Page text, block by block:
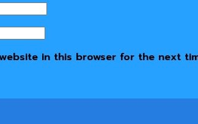
in this browser for the next